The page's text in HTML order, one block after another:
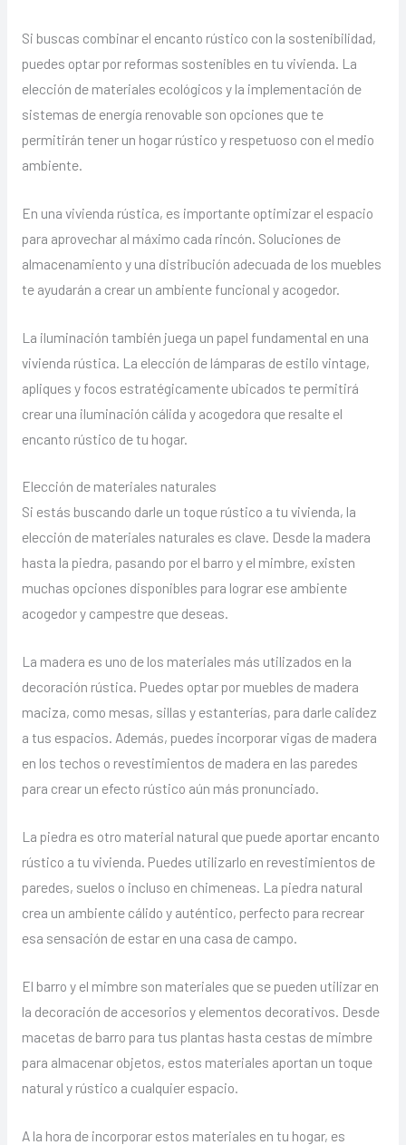
Si buscas combinar el encanto rústico con la sostenibilidad,
puedes optar por reformas sostenibles en tu vivienda. La
elección de materiales ecológicos y la implementación de
sistemas de energía renovable son opciones que te
permitirán tener un hogar rústico y respetuoso con el medio
ambiente.
En una vivienda rústica, es importante optimizar el espacio
para aprovechar al máximo cada rincón. Soluciones de
almacenamiento y una distribución adecuada de los muebles
te ayudarán a crear un ambiente funcional y acogedor.
La iluminación también juega un papel fundamental en una
vivienda rústica. La elección de lámparas de estilo vintage,
apliques y focos estratégicamente ubicados te permitirá
crear una iluminación cálida y acogedora que resalte el
encanto rústico de tu hogar.
Elección de materiales naturales
Si estás buscando darle un toque rústico a tu vivienda, la
elección de materiales naturales es clave. Desde la madera
hasta la piedra, pasando por el barro y el mimbre, existen
muchas opciones disponibles para lograr ese ambiente
acogedor y campestre que deseas.
La madera es uno de los materiales más utilizados en la
decoración rústica. Puedes optar por muebles de madera
maciza, como mesas, sillas y estanterías, para darle calidez
a tus espacios. Además, puedes incorporar vigas de madera
en los techos o revestimientos de madera en las paredes
para crear un efecto rústico aún más pronunciado.
La piedra es otro material natural que puede aportar encanto
rústico a tu vivienda. Puedes utilizarlo en revestimientos de
paredes, suelos o incluso en chimeneas. La piedra natural
crea un ambiente cálido y auténtico, perfecto para recrear
esa sensación de estar en una casa de campo.
El barro y el mimbre son materiales que se pueden utilizar en
la decoración de accesorios y elementos decorativos. Desde
macetas de barro para tus plantas hasta cestas de mimbre
para almacenar objetos, estos materiales aportan un toque
natural y rústico a cualquier espacio.
A la hora de incorporar estos materiales en tu hogar, es